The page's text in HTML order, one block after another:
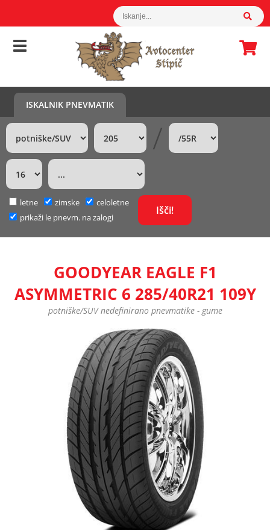
ISKALNIK PNEVMATIK
/
letne zimske
celoletne
prikaži le pnevm. na zalogi
GOODYEAR EAGLE F1
ASYMMETRIC 6 285/40R21 109Y
potniške/SUV nedefinirano pnevmatike - gume